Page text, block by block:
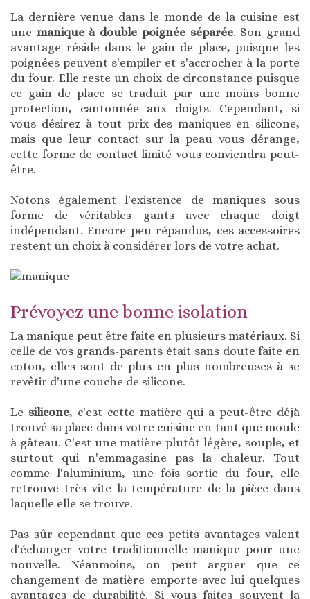
La dernière venue dans le monde de la cuisine est
une manique à double poignée séparée. Son grand
avantage réside dans le gain de place, puisque les
poignées peuvent s'empiler et s'accrocher à la porte
du four. Elle reste un choix de circonstance puisque
ce gain de place se traduit par une moins bonne
protection, cantonnée aux doigts. Cependant, si
vous désirez à tout prix des maniques en silicone,
mais que leur contact sur la peau vous dérange,
cette forme de contact limité vous conviendra peut-
être.
Notons également l'existence de maniques sous
forme de véritables gants avec chaque doigt
indépendant. Encore peu répandus, ces accessoires
restent un choix à considérer lors de votre achat.
Prévoyez une bonne isolation
La manique peut être faite en plusieurs matériaux. Si
celle de vos grands-parents était sans doute faite en
coton, elles sont de plus en plus nombreuses à se
revêtir d'une couche de silicone.
Le silicone, c'est cette matière qui a peut-être déjà
trouvé sa place dans votre cuisine en tant que moule
à gâteau. C'est une matière plutôt légère, souple, et
surtout qui n'emmagasine pas la chaleur. Tout
comme l'aluminium, une fois sortie du four, elle
retrouve très vite la température de la pièce dans
laquelle elle se trouve.
Pas sûr cependant que ces petits avantages valent
d'échanger votre traditionnelle manique pour une
nouvelle. Néanmoins, on peut arguer que ce
changement de matière emporte avec lui quelques
avantages de durabilité. Si vous faites souvent la